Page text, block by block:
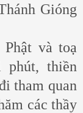
Gióng
và toạ
phút, thiền
tham quan
các thầy